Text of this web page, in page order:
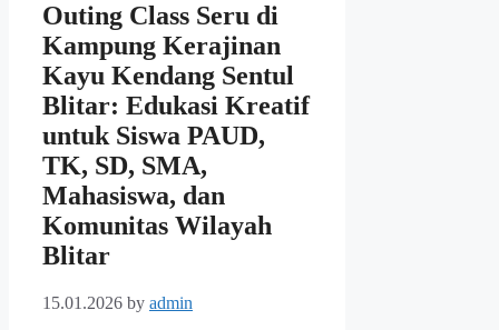
Outing Class Seru di
Kampung Kerajinan
Kayu Kendang Sentul
Blitar: Edukasi Kreatif
untuk Siswa PAUD,
TK, SD, SMA,
Mahasiswa, dan
Komunitas Wilayah
Blitar
15.01.2026 by admin